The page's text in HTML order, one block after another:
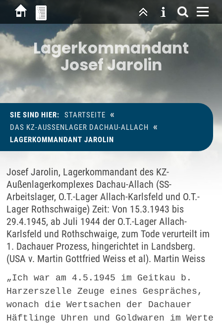
Lagerkommandant
Josef Jarolin
SIE SIND HIER: STARTSEITE «
DAS KZ-AUSSENLAGER DACHAU-ALLACH «
LAGERKOMMANDANT JAROLIN
Josef Jarolin, Lagerkommandant des KZ-
Außenlagerkomplexes Dachau-Allach (SS-
Arbeitslager, O.T.-Lager Allach-Karlsfeld und O.T.-
Lager Rothschwaige) Zeit: Von 15.3.1943 bis
29.4.1945, ab Juli 1944 der O.T.-Lager Allach-
Karlsfeld und Rothschwaige, zum Tode verurteilt im
1. Dachauer Prozess, hingerichtet in Landsberg.
(USA v. Martin Gottfried Weiss et al). Martin Weiss
„Ich war am 4.5.1945 im Geitkau b.
Harzerszelle Zeuge eines Gespräches,
wonach die Wertsachen der Dachauer
Häftlinge Uhren und Goldwaren im Werte